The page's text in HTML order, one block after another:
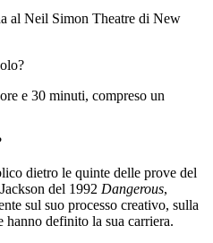
al Neil Simon Theatre di New
e 30 minuti, compreso un
dietro le quinte delle prove del
del 1992 Dangerous,
sul suo processo creativo, sulla
hanno definito la sua carriera.